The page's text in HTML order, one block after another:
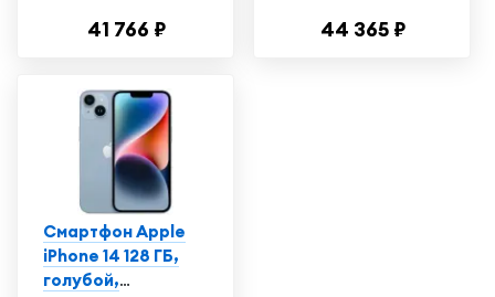
41 766 ₽
Телефон44 365 ₽
Смартфон Apple
iPhone 14 128 ГБ,
голубой,